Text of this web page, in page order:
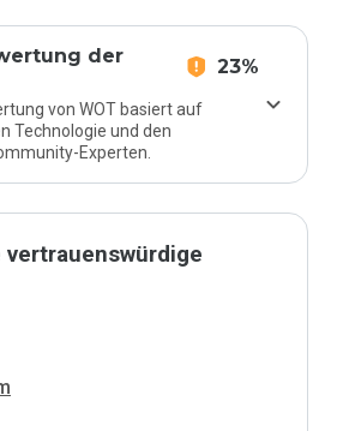
der
23%
von WOT basiert auf
Technologie und den
Experten.